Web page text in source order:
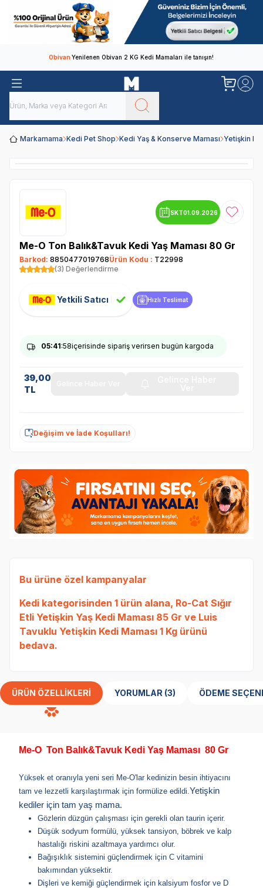
ObivanYenilenen Obivan 2 KG Kedi Mamaları ile tanışın!
Markamama Kedi Pet Shop Kedi Yaş & Konserve Maması Yetişkin
SKT01.09.2026 Favoriye
Me-O Ton Balık&Tavuk Kedi Yaş Maması 80 Gr
Barkod: 8850477019768Ürün Kodu : T22998
(3) Değerlendirme
Yetkili Satıcı Hızlı Teslimat
05:41:58içerisinde sipariş verirsen bugün kargoda
39,00
TL
Değişim ve İade Koşulları!
Bu ürüne özel kampanyalar
Kedi kategorisinden 1 ürün alana, Ro-Cat Sığır
Etli Yetişkin Yaş Kedi Maması 85 Gr ve Luis
Tavuklu Yetişkin Kedi Maması 1 Kg ürünü
bedava.
ÜRÜN ÖZELLIKLERI YORUMLAR (3) ÖDEME
Me-O Ton Balık&Tavuk Kedi Yaş Maması 80 Gr
Yüksek et oranıyla yeni seri Me-O'lar kedinizin besin ihtiyacını
tam ve lezzetli karşılaştırmak için formülize edildi. Yetişkin
kediler için tam yaş mama.
Gözlerin düzgün çalışması için gerekli olan taurin içerir.
Düşük sodyum formülü, yüksek tansiyon, böbrek ve kalp
hastalığı riskini azaltmaya yardımcı olur.
Bağışıklık sistemini güçlendirmek için C vitamini
bakımından yüksektir.
Dişleri ve kemiği güçlendirmek için kalsiyum fosfor ve D